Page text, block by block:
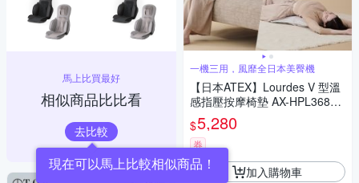
馬上比買最好
相似商品比比看
去比較
現在可以馬上比較相似商品！
一機三用，風靡全日本美臀機
【日本ATEX】Lourdes V 型溫
感指壓按摩椅墊 AX-HPL368
(煙燻灰/奶霜杏)
$5,280
券
加入購物車